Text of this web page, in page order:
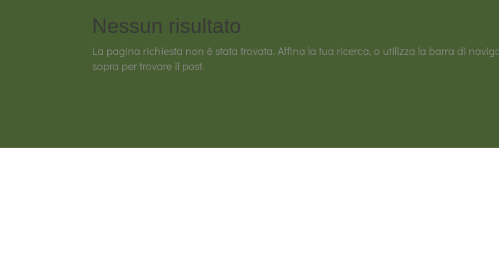
Nessun risultato
La pagina richiesta non è stata trovata. Affina la tua ricerca, o utilizza la barra di
sopra per trovare il post.